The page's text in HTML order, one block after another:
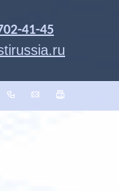
41-45